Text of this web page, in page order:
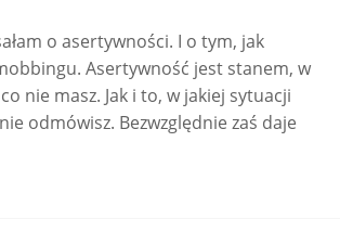
o asertywności. I o tym, jak
Asertywność jest stanem, w
nie masz. Jak i to, w jakiej sytuacji
odmówisz. Bezwzględnie zaś daje